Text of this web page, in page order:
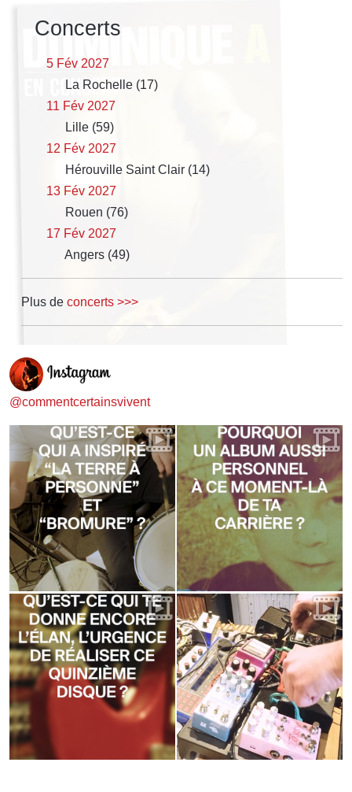
Concerts
5 Fév 2027
La Rochelle (17)
11 Fév 2027
Lille (59)
12 Fév 2027
Hérouville Saint Clair (14)
13 Fév 2027
Rouen (76)
17 Fév 2027
Angers (49)
Plus de concerts >>>
@commentcertainsvivent